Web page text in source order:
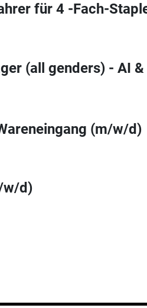
für 4 -Fach-
(all genders) - AI
(m/w/d)
w/d)